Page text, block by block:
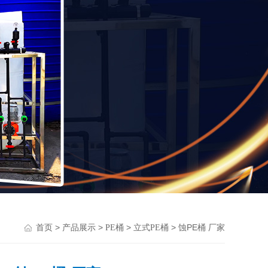
首页 > 产品展示 > PE桶 > 立式PE桶 > 蚀PE桶 厂家